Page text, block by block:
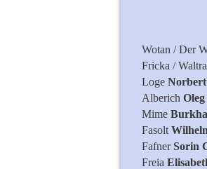
Wotan / Der
Fricka /
Loge
Alberich
Mime
Fasolt
Fafner
Freia